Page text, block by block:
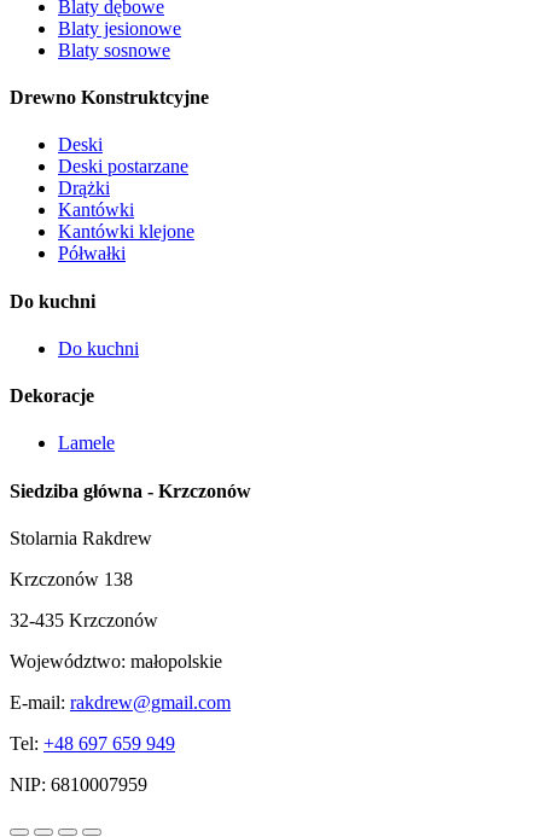
Blaty dębowe
Blaty jesionowe
Blaty sosnowe
Drewno Konstruktcyjne
Deski
Deski postarzane
Drążki
Kantówki
Kantówki klejone
Półwałki
Do kuchni
Do kuchni
Dekoracje
Lamele
Siedziba główna - Krzczonów
Stolarnia Rakdrew
Krzczonów 138
32-435 Krzczonów
Województwo: małopolskie
E-mail: rakdrew@gmail.com
Tel: +48 697 659 949
NIP: 6810007959